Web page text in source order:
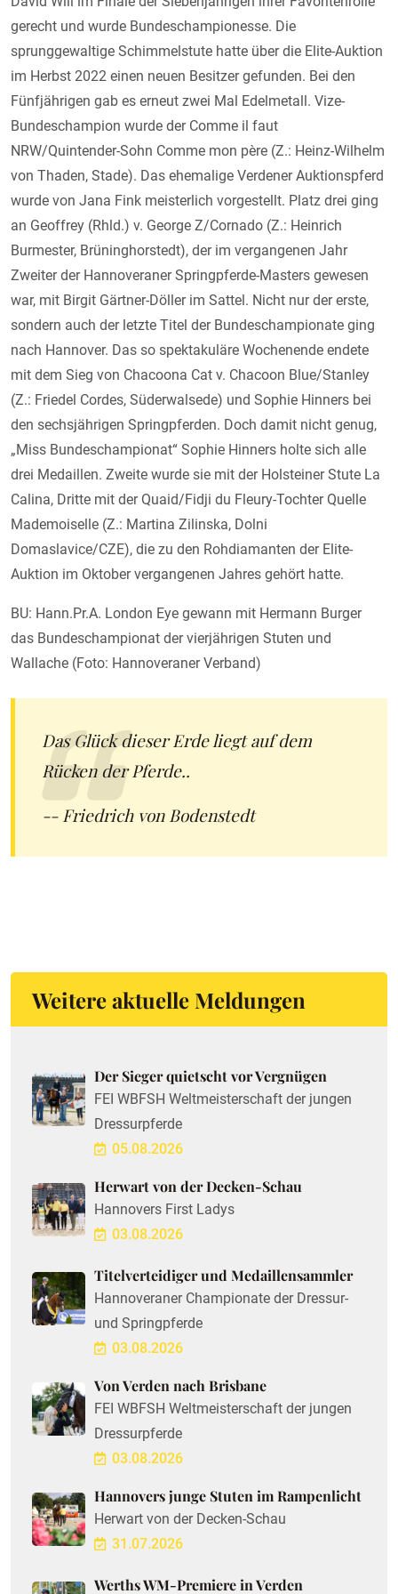
gerecht und wurde Bundeschampionesse. Die
sprunggewaltige Schimmelstute hatte über die Elite-Auktion
im Herbst 2022 einen neuen Besitzer gefunden. Bei den
Fünfjährigen gab es erneut zwei Mal Edelmetall. Vize-
Bundeschampion wurde der Comme il faut
NRW/Quintender-Sohn Comme mon père (Z.: Heinz-Wilhelm
von Thaden, Stade). Das ehemalige Verdener Auktionspferd
wurde von Jana Fink meisterlich vorgestellt. Platz drei ging
an Geoffrey (Rhld.) v. George Z/Cornado (Z.: Heinrich
Burmester, Brüninghorstedt), der im vergangenen Jahr
Zweiter der Hannoveraner Springpferde-Masters gewesen
war, mit Birgit Gärtner-Döller im Sattel. Nicht nur der erste,
sondern auch der letzte Titel der Bundeschampionate ging
nach Hannover. Das so spektakuläre Wochenende endete
mit dem Sieg von Chacoona Cat v. Chacoon Blue/Stanley
(Z.: Friedel Cordes, Süderwalsede) und Sophie Hinners bei
den sechsjährigen Springpferden. Doch damit nicht genug,
„Miss Bundeschampionat“ Sophie Hinners holte sich alle
drei Medaillen. Zweite wurde sie mit der Holsteiner Stute La
Calina, Dritte mit der Quaid/Fidji du Fleury-Tochter Quelle
Mademoiselle (Z.: Martina Zilinska, Dolni
Domaslavice/CZE), die zu den Rohdiamanten der Elite-
Auktion im Oktober vergangenen Jahres gehört hatte.
BU: Hann.Pr.A. London Eye gewann mit Hermann Burger
das Bundeschampionat der vierjährigen Stuten und
Wallache (Foto: Hannoveraner Verband)
Das Glück dieser Erde liegt auf dem
Rücken der Pferde..
-- Friedrich von Bodenstedt
Weitere aktuelle Meldungen
Der Sieger quietscht vor Vergnügen
FEI WBFSH Weltmeisterschaft der jungen
Dressurpferde
05.08.2026
Herwart von der Decken-Schau
Hannovers First Ladys
03.08.2026
Titelverteidiger und Medaillensammler
Hannoveraner Championate der Dressur-
und Springpferde
03.08.2026
Von Verden nach Brisbane
FEI WBFSH Weltmeisterschaft der jungen
Dressurpferde
03.08.2026
Hannovers junge Stuten im Rampenlicht
Herwart von der Decken-Schau
31.07.2026
Werths WM-Premiere in Verden